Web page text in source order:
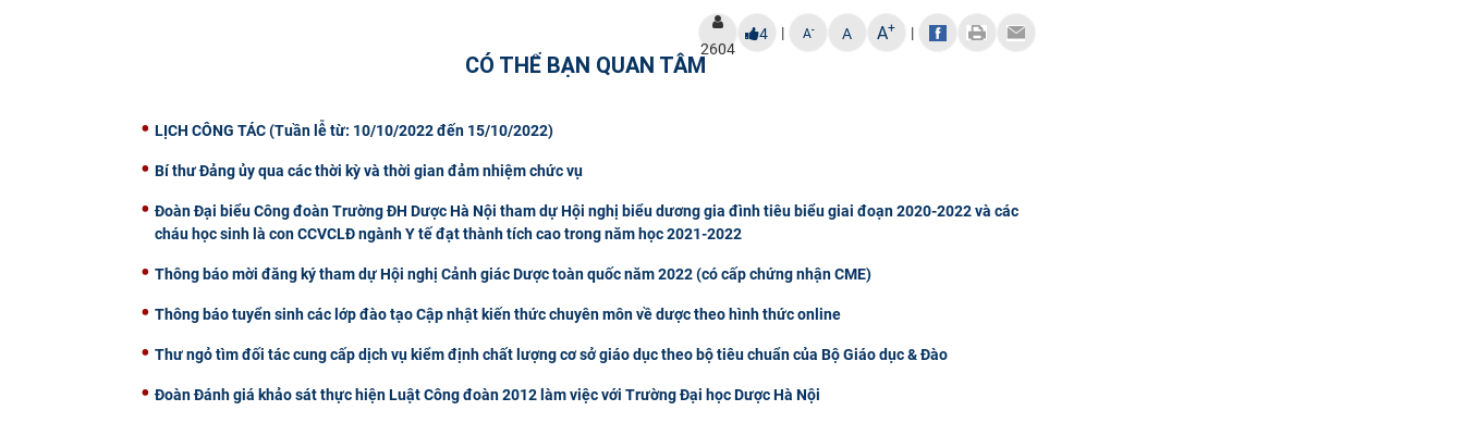
2604
4 | A- A A+ |
CÓ THỂ BẠN QUAN TÂM
LỊCH CÔNG TÁC (Tuần lễ từ: 10/10/2022 đến 15/10/2022)
Bí thư Đảng ủy qua các thời kỳ và thời gian đảm nhiệm chức vụ
Đoàn Đại biểu Công đoàn Trường ĐH Dược Hà Nội tham dự Hội nghị biểu dương gia đình tiêu biểu giai đoạn 2020-2022 và các
cháu học sinh là con CCVCLĐ ngành Y tế đạt thành tích cao trong năm học 2021-2022
Thông báo mời đăng ký tham dự Hội nghị Cảnh giác Dược toàn quốc năm 2022 (có cấp chứng nhận CME)
Thông báo tuyển sinh các lớp đào tạo Cập nhật kiến thức chuyên môn về dược theo hình thức online
Thư ngỏ tìm đối tác cung cấp dịch vụ kiểm định chất lượng cơ sở giáo dục theo bộ tiêu chuẩn của Bộ Giáo dục & Đào
Đoàn Đánh giá khảo sát thực hiện Luật Công đoàn 2012 làm việc với Trường Đại học Dược Hà Nội